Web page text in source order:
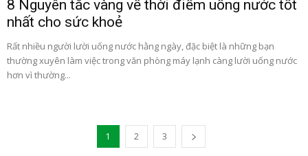
8 Nguyên tắc vàng về thời điểm uống nước tốt
nhất cho sức khoẻ
Rất nhiều người lười uống nước hằng ngày, đặc biệt là những bạn
thường xuyên làm việc trong văn phòng máy lạnh càng lười uống nước
hơn vì thường...
1 2 3